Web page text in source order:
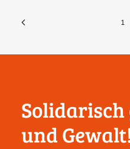
1
Solidarisch
und